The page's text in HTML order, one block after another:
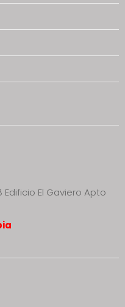
El Gaviero Apto